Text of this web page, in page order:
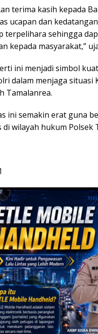
terima kasih kepada
ucapan dan
terpelihara sehingga
kepada masyarakat,”
ini menjadi simbol
dalam menjaga situasi
Tamalanrea.
ini semakin erat guna
wilayah hukum Polsek